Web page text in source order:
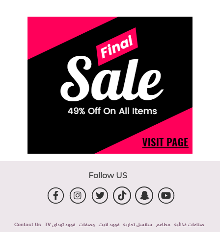
Follow US
صناعات غذائية مطاعم سلاسل تجارية فوود لايت وصفات فوود توداى TV
Contact Us